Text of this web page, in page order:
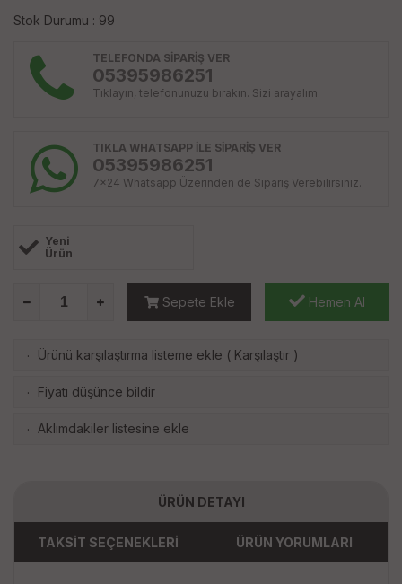
Stok Durumu : 99
TELEFONDA SİPARİŞ VER
05395986251
Tıklayın, telefonunuzu bırakın. Sizi arayalım.
TIKLA WHATSAPP İLE SİPARİŞ VER
05395986251
7x24 Whatsapp Üzerinden de Sipariş Verebilirsiniz.
Yeni
Ürün
Sepete Ekle Hemen Al
· Ürünü karşılaştırma listeme ekle ( Karşılaştır )
· Fiyatı düşünce bildir
· Aklımdakiler listesine ekle
ÜRÜN DETAYI
TAKSİT SEÇENEKLERİ ÜRÜN YORUMLARI